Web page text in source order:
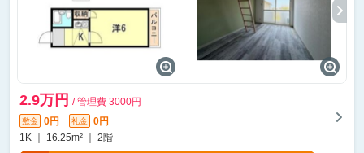
2.9万円 / 管理費 3000円
敷金 0円 礼金
0円
1K ｜ 16.25m² ｜ 2階